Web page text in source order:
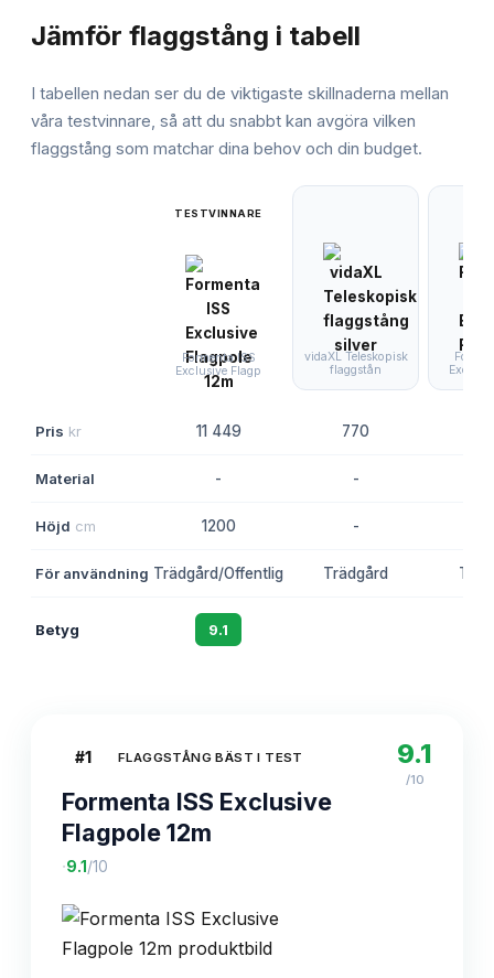
Jämför flaggstång i tabell
I tabellen nedan ser du de viktigaste skillnaderna mellan
våra testvinnare, så att du snabbt kan avgöra vilken
flaggstång som matchar dina behov och din budget.
TESTVINNARE
Formenta ISS
Exclusive Flagp
vidaXL Teleskopisk
flaggstån
Pris kr 11 449 770
Material - -
Höjd cm 1200 -
För användning Trädgård/Offentlig Trädgård
Betyg 9.1
#1 FLAGGSTÅNG BÄST I TEST
Formenta ISS Exclusive
Flagpole 12m
·9.1 /10
9.1
/10